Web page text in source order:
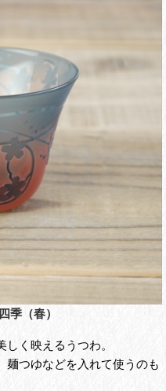
季（春）
く映えるうつわ。
麺つゆなどを入れて使うのも